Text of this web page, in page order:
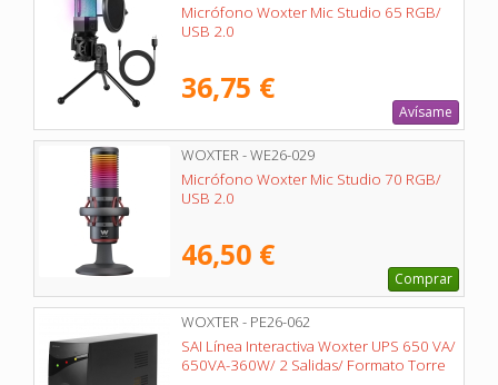
Micrófono Woxter Mic Studio 65 RGB/
USB 2.0
36,75 €
Avísame
WOXTER - WE26-029
Micrófono Woxter Mic Studio 70 RGB/
USB 2.0
46,50 €
Comprar
WOXTER - PE26-062
SAI Línea Interactiva Woxter UPS 650 VA/
650VA-360W/ 2 Salidas/ Formato Torre